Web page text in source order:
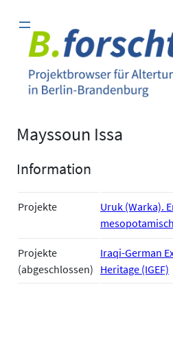
Inhalt
springen
Mayssoun Issa
Information
Projekte
Uruk (Warka).
Projekte
(abgeschlossen)
Iraqi-German
Heritage (IGEF)